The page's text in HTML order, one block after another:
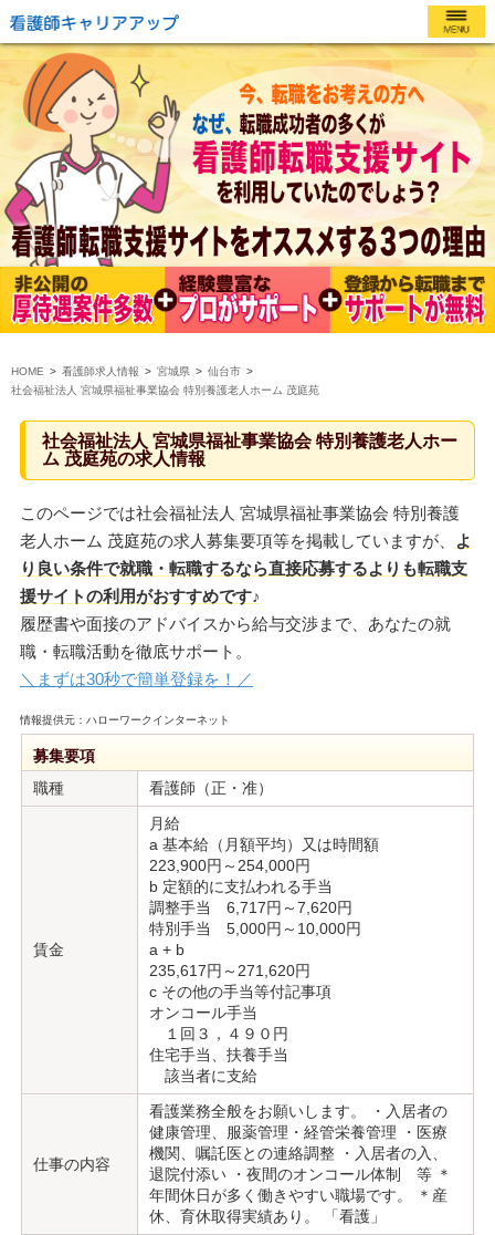
HOME 看護師求人情報 宮城県
仙台市
社会福祉法人 宮城県福祉事業協会 特別養護老人ホーム 茂庭苑
社会福祉法人 宮城県福祉事業協会 特別養護老人ホー
ム 茂庭苑の求人情報
このページでは社会福祉法人 宮城県福祉事業協会 特別養護
老人ホーム 茂庭苑の求人募集要項等を掲載していますが、
よ
り良い条件で就職・転職するなら直接応募するよりも転職支
援サイトの利用がおすすめです♪
履歴書や面接のアドバイスから給与交渉まで、あなたの就
職・転職活動を徹底サポート。
＼まずは30秒で簡単登録を！／
情報提供元：ハローワークインターネット
募集要項
職種
看護師（正・准）
賃金
月給
a 基本給（月額平均）又は時間額
223,900円～254,000円
b 定額的に支払われる手当
調整手当 6,717円～7,620円
特別手当 5,000円～10,000円
a + b
235,617円～271,620円
c その他の手当等付記事項
オンコール手当
１回３，４９０円
住宅手当、扶養手当
該当者に支給
仕事の内容
看護業務全般をお願いします。 ・入居者の
健康管理、服薬管理・経管栄養管理 ・医療
機関、嘱託医との連絡調整 ・入居者の入、
退院付添い ・夜間のオンコール体制 等 ＊
年間休日が多く働きやすい職場です。 ＊産
休、育休取得実績あり。 「看護」